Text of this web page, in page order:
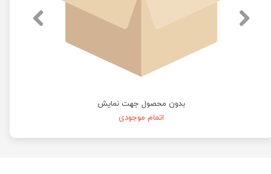
بدون محصول جهت نمایش
اتمام موجودی